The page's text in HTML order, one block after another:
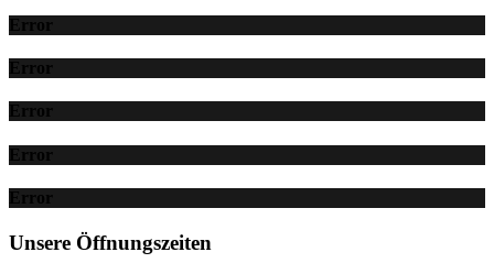
Error
Error
Error
Error
Error
Unsere Öffnungszeiten